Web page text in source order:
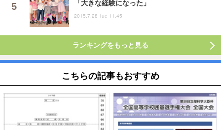
「大きな経験になった」
2015.7.28 Tue 11:45
ランキングをもっと見る
こちらの記事もおすすめ